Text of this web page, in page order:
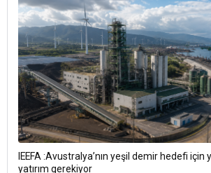
IEEFA :Avustralya’nın yeşil demir hedefi için
yatırım gerekiyor